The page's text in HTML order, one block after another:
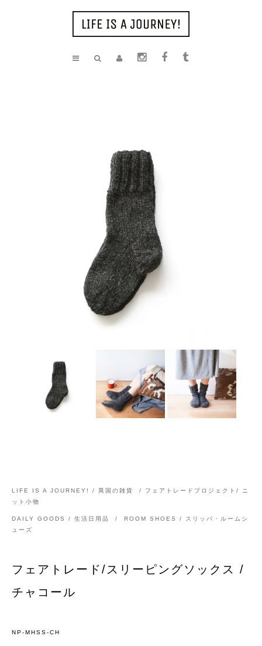
LIFE IS A JOURNEY! / 異国の雑貨 /
フェアトレードプロジェクト/ ニ
ット小物
DAILY GOODS / 生活日用品 /
ROOM SHOES / スリッパ・ルームシ
ューズ
フェアトレード/スリーピングソックス /
チャコール
NP-MHSS-CH